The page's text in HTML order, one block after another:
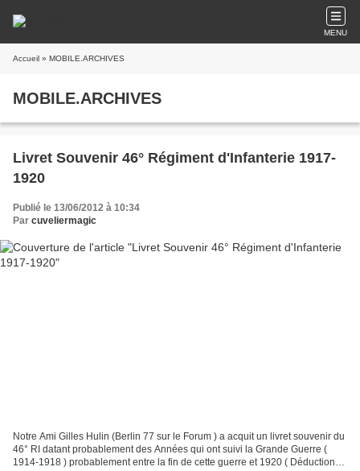
MENU
Accueil » MOBILE.ARCHIVES
MOBILE.ARCHIVES
Livret Souvenir 46° Régiment d'Infanterie 1917-
1920
Publié le 13/06/2012 à 10:34
Par cuveliermagic
Notre Ami Gilles Hulin (Berlin 77 sur le Forum ) a acquit un livret souvenir du
46° RI datant probablement des Années qui ont suivi la Grande Guerre (
1914-1918 ) probablement entre la fin de cette guerre et 1920 ( Déduction